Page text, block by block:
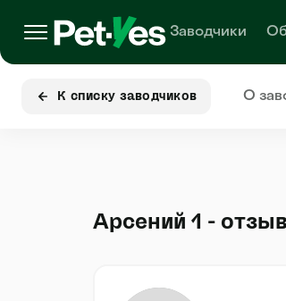
Заводчики
К списку заводчиков О
Арсений 1 -